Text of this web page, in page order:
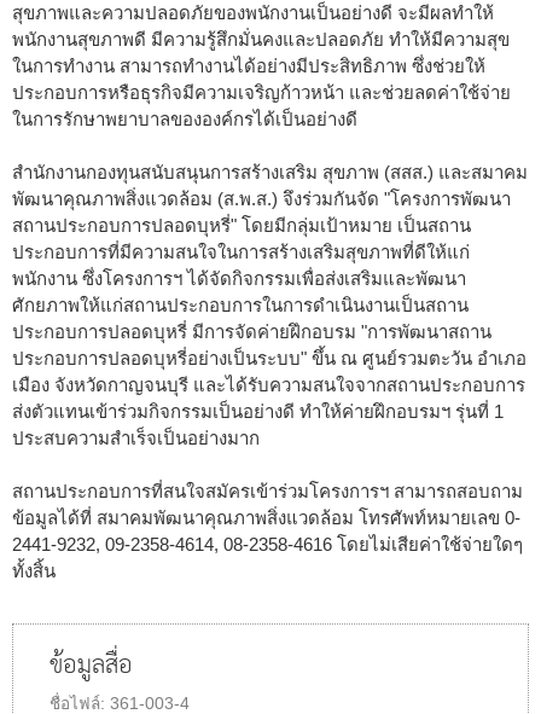
สุขภาพและความปลอดภัยของพนักงานเป็นอย่างดี จะมีผลทำให้
พนักงานสุขภาพดี มีความรู้สึกมั่นคงและปลอดภัย ทำให้มีความสุข
ในการทำงาน สามารถทำงานได้อย่างมีประสิทธิภาพ ซึ่งช่วยให้
ประกอบการหรือธุรกิจมีความเจริญก้าวหน้า และช่วยลดค่าใช้จ่าย
ในการรักษาพยาบาลขององค์กรได้เป็นอย่างดี
สำนักงานกองทุนสนับสนุนการสร้างเสริม สุขภาพ (สสส.) และสมาคม
พัฒนาคุณภาพสิ่งแวดล้อม (ส.พ.ส.) จึงร่วมกันจัด "โครงการพัฒนา
สถานประกอบการปลอดบุหรี่" โดยมีกลุ่มเป้าหมาย เป็นสถาน
ประกอบการที่มีความสนใจในการสร้างเสริมสุขภาพที่ดีให้แก่
พนักงาน ซึ่งโครงการฯ ได้จัดกิจกรรมเพื่อส่งเสริมและพัฒนา
ศักยภาพให้แก่สถานประกอบการในการดำเนินงานเป็นสถาน
ประกอบการปลอดบุหรี่ มีการจัดค่ายฝึกอบรม "การพัฒนาสถาน
ประกอบการปลอดบุหรี่อย่างเป็นระบบ" ขึ้น ณ ศูนย์รวมตะวัน อำเภอ
เมือง จังหวัดกาญจนบุรี และได้รับความสนใจจากสถานประกอบการ
ส่งตัวแทนเข้าร่วมกิจกรรมเป็นอย่างดี ทำให้ค่ายฝึกอบรมฯ รุ่นที่ 1
ประสบความสำเร็จเป็นอย่างมาก
สถานประกอบการที่สนใจสมัครเข้าร่วมโครงการฯ สามารถสอบถาม
ข้อมูลได้ที่ สมาคมพัฒนาคุณภาพสิ่งแวดล้อม โทรศัพท์หมายเลข 0-
2441-9232, 09-2358-4614, 08-2358-4616 โดยไม่เสียค่าใช้จ่ายใดๆ
ทั้งสิ้น
ข้อมูลสื่อ
ชื่อไฟล์: 361-003-4